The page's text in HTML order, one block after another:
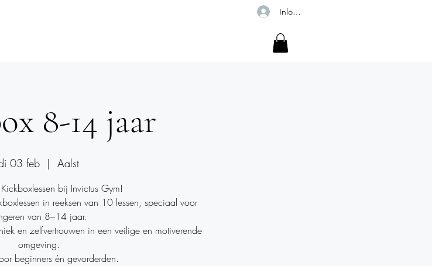
Inloggen
8-14 jaar
03 feb
  |
Aalst
bij Invictus Gym!
in reeksen van 10 lessen, speciaal voor
van 8–14 jaar.
en zelfvertrouwen in een veilige en motiverende
omgeving.
beginners én gevorderden.